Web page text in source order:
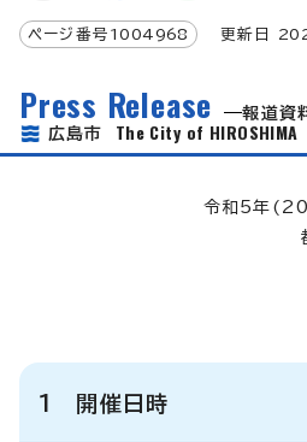
ページ番号 1004968 更新日
Press Release
報道資
広島市 The City of HIROSHIMA
令和5年
1 開催日時